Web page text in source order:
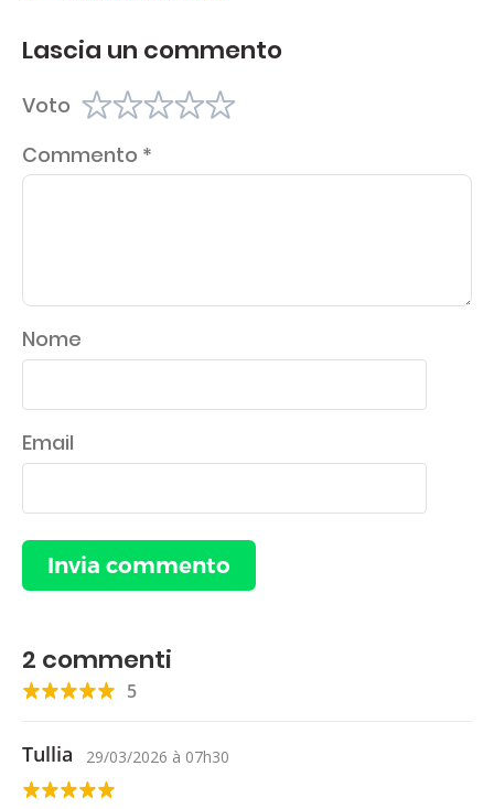
Lascia un commento
Voto
Commento *
Nome
Email
2 commenti
5
Tullia 29/03/2026 à 07h30